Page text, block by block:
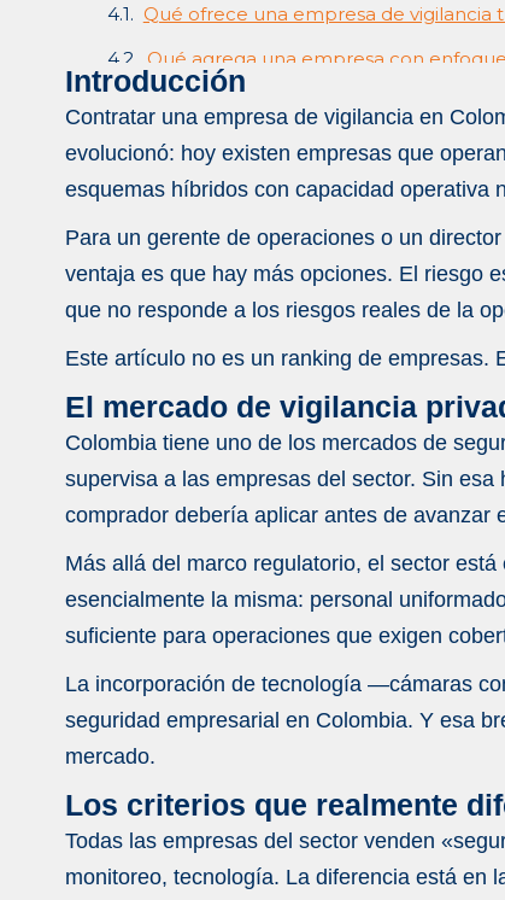
Qué ofrece una empresa de vigilancia
Qué agrega una empresa con
El modelo híbrido como diferenciador de
Qué servicios debe incluir un proveedor
Vigilancia física y control de accesos
Monitoreo electrónico y analítica
Estudios de confiabilidad
Por qué el enfoque sectorial importa al
Conclusión
FAQ (Empresas de vigilancia en Colombia)
¿Cómo puedo verificar que una
¿Qué diferencia a una empresa de
¿Qué es la seguridad híbrida y qué
¿Qué servicios debe incluir un
¿Cómo sé si una empresa de
¿Por qué el enfoque sectorial
Otras publicaciones
Control de accesos para empresas:
Introducción
Contratar una empresa de vigilancia en
evolucionó: hoy existen empresas que
esquemas híbridos con capacidad operativa
Para un gerente de operaciones o un
ventaja es que hay más opciones. El riesgo
que no responde a los riesgos reales de la
Este artículo no es un ranking de empresas.
El mercado de vigilancia
Colombia tiene uno de los mercados de
supervisa a las empresas del sector. Sin
comprador debería aplicar antes de avanzar
Más allá del marco regulatorio, el sector
esencialmente la misma: personal
suficiente para operaciones que exigen
La incorporación de tecnología —cámaras
seguridad empresarial en Colombia. Y esa
mercado.
Los criterios que realmente
Todas las empresas del sector venden
monitoreo, tecnología. La diferencia está en